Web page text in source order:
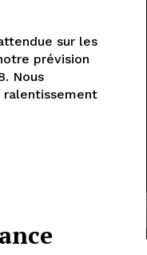
sur les
prévision
Nous
ralentissement